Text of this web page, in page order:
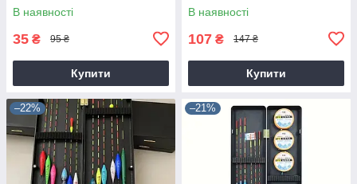
В наявності
35 ₴ 95 ₴
Купити
В наявності
107 ₴ 147 ₴
Купити
–22% –21%